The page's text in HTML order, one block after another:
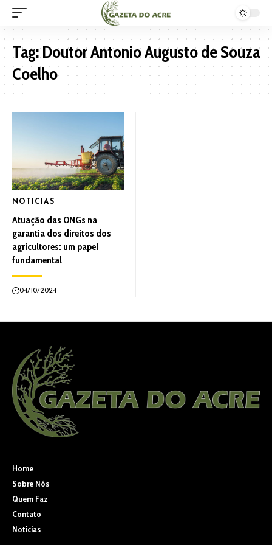
Tag:Doutor Antonio Augusto de Souza
Coelho
NOTICIAS
Atuação das ONGs na
garantia dos direitos dos
agricultores: um papel
fundamental
04/10/2024
Home
Sobre Nós
Quem Faz
Contato
Noticias